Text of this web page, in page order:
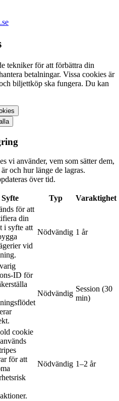
tekniker för att förbättra din
betalningar. Vissa cookies är
biljettköp ska fungera. Du kan
vi använder, vem som sätter dem,
och hur länge de lagras.
över tid.
Syfte Typ Varaktighet
för att
din
i syfte att
vid
Nödvändig 1 år
ID för
Nödvändig
Session (30
min)
cookie
för att
Nödvändig 1–2 år